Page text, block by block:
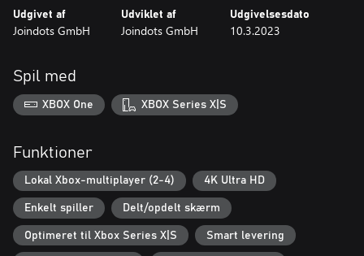
Udgivet af
Joindots GmbH
Udviklet af
Joindots GmbH
Udgivelsesdato
10.3.2023
Spil med
XBOX One XBOX Series X|S
Funktioner
Lokal Xbox-multiplayer (2-4) 4K Ultra HD
Enkelt spiller Delt/opdelt skærm
Optimeret til Xbox Series X|S Smart levering